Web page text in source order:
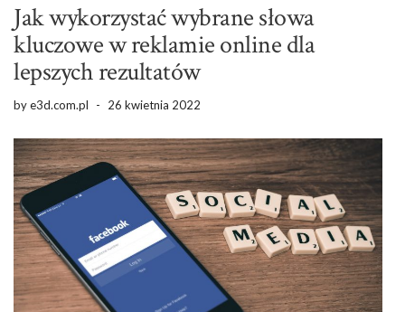
Jak wykorzystać wybrane słowa
kluczowe w reklamie online dla
lepszych rezultatów
bye3d.com.pl - 26 kwietnia 2022